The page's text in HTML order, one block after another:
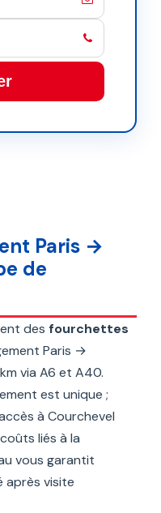
Paris →
de
des fourchettes
Paris →
via A6 et A40.
est unique ;
à Courchevel
liés à la
vous garantit
après visite